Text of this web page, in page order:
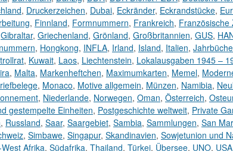
, Druckerzeichen, Dubai, Eckränder, Eckrandstücke,
, Finnland, Formnummern, Frankreich, Französische
Gibraltar, Griechenland, Grönland, Großbritannien, GUS,
, Hongkong, INFLA, Irland, Island, Italien,
, Kuwait, Laos, Liechtenstein, Lokalausgaben 1945 –
, Malta, Markenheftchen, Maximumkarten, Memel,
, Monaco, Motive allgemein, Münzen, Namibia,
, Niederlande, Norwegen, Oman, Österreich,
gestempelte Einheiten, Postgeschichte weltweit, Private
, Russland, Saar, Saargebiet, Sambia, Sammlungen, San
, Simbawe, Singapur, Skandinavien, Sowjetunion und
Afrika, Südafrika, Thailand, Türkei, Übersee, UNO, USA